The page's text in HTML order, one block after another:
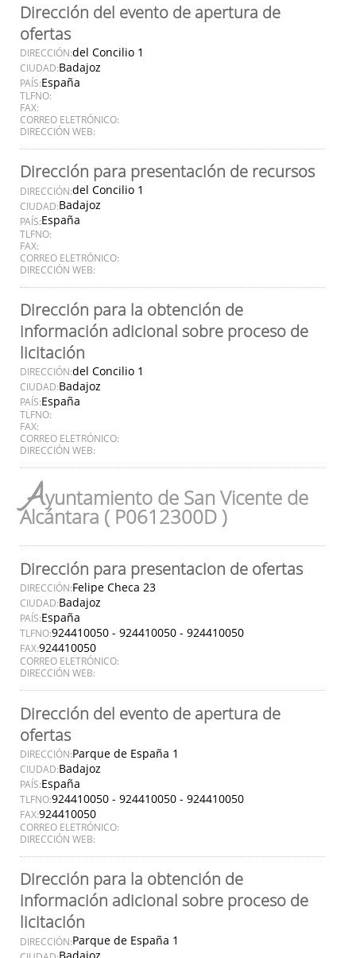
Dirección del evento de apertura de
ofertas
DIRECCIÓN:del Concilio 1
CIUDAD:Badajoz
PAÍS:España
TLFNO:
FAX:
CORREO ELETRÓNICO:
DIRECCIÓN WEB:
Dirección para presentación de recursos
DIRECCIÓN:del Concilio 1
CIUDAD:Badajoz
PAÍS:España
TLFNO:
FAX:
CORREO ELETRÓNICO:
DIRECCIÓN WEB:
Dirección para la obtención de
información adicional sobre proceso de
licitación
DIRECCIÓN:del Concilio 1
CIUDAD:Badajoz
PAÍS:España
TLFNO:
FAX:
CORREO ELETRÓNICO:
DIRECCIÓN WEB:
Ayuntamiento de San Vicente de
Alcántara ( P0612300D )
Dirección para presentacion de ofertas
DIRECCIÓN:Felipe Checa 23
CIUDAD:Badajoz
PAÍS:España
TLFNO:924410050 - 924410050 - 924410050
FAX:924410050
CORREO ELETRÓNICO:
DIRECCIÓN WEB:
Dirección del evento de apertura de
ofertas
DIRECCIÓN:Parque de España 1
CIUDAD:Badajoz
PAÍS:España
TLFNO:924410050 - 924410050 - 924410050
FAX:924410050
CORREO ELETRÓNICO:
DIRECCIÓN WEB:
Dirección para la obtención de
información adicional sobre proceso de
licitación
DIRECCIÓN:Parque de España 1